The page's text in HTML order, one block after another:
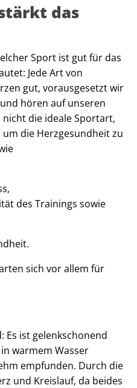
das
Sport ist gut für das
Jede Art von
gut, vorausgesetzt wir
hören auf unseren
die ideale Sportart,
die Herzgesundheit zu
des Trainings sowie
sich vor allem für
Es ist gelenkschonend
warmem Wasser
empfunden. Durch die
und Kreislauf, da beides